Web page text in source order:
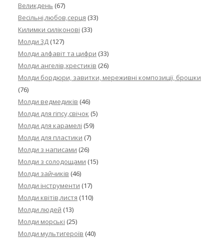
Великдень (67)
Весільні,любов,серця (33)
Килимки силіконові (33)
Молди 3Д (127)
Молди алфавіт та цифри (33)
Молди ангелів,хрестиків (26)
Молди бордюри, завитки, мереживні композиції, брошки
(76)
Молди ведмедиків (46)
Молди для гіпсу,свічок (5)
Молди для карамелі (59)
Молди для пластики (7)
Молди з написами (26)
Молди з солодощами (15)
Молди зайчиків (46)
Молди інструменти (17)
Молди квітів,листя (110)
Молди людей (13)
Молди морські (25)
Молди мультигероїв (40)